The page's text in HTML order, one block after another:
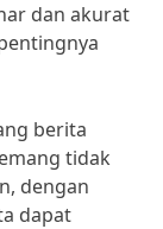
dan akurat
berita
tidak
dengan
dapat